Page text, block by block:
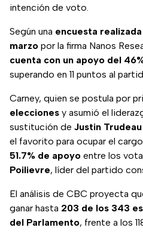
intención de voto.
Según una encuesta
marzo por la firma Nanos
cuenta con un apoyo del
superando en 11 puntos al
Carney, quien se postula por
elecciones y asumió el
sustitución de Justin Trudeau
el favorito para ocupar el
51.7% de apoyo entre los
Poilievre, líder del partido
El análisis de CBC proyecta
ganar hasta 203 de los 343
del Parlamento, frente a los